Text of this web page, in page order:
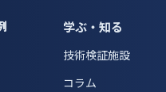
学ぶ・知る
技術検証施設
コラム